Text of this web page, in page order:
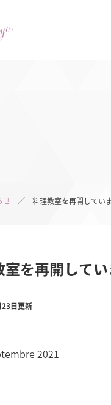
せ ／ 料理教室を再開していま
室を再開してい
日更新
2021